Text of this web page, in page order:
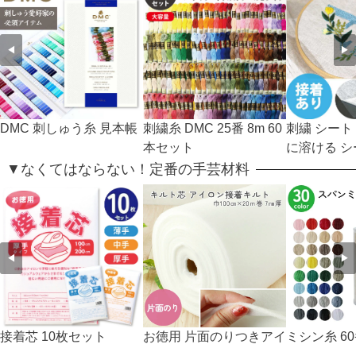
◀
DMC 刺しゅう糸 見本帳 刺繍糸 DMC 25番 8m 60
本セット
刺繍 シー
に溶ける
▶
▼なくてはならない！定番の手芸材料
◀
接着芯 10枚セット
お徳用 片面のりつきアイ ミシン糸
▶